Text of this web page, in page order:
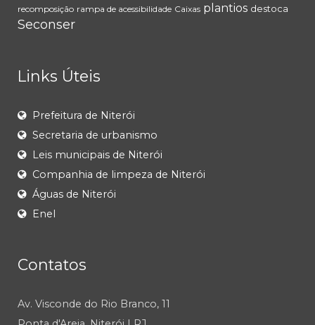
recomposição rampa de acessibilidade Caixas plantios destoca
Seconser
Links Úteis
Prefeitura de Niterói
Secretaria de urbanismo
Leis municipais de Niterói
Companhia de limpeza de Niterói
Águas de Niterói
Enel
Contatos
Av. Visconde do Rio Branco, 11